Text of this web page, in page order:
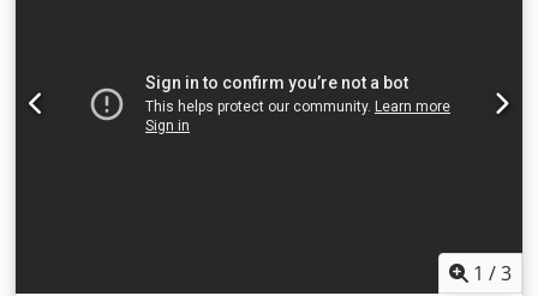
MÁQUINA Tamaño del baño: 700 l Dimensiones : 2215 x
2215 x 2220 mm Peso neto: 3600 kg
1 /3